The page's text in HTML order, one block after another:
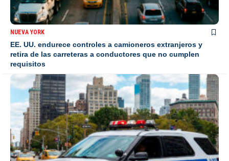
NUEVA YORK
EE. UU. endurece controles a camioneros extranjeros y
retira de las carreteras a conductores que no cumplen
requisitos